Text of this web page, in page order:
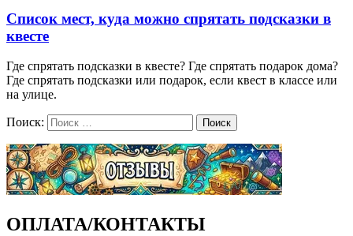
Список мест, куда можно спрятать подсказки в
квесте
Где спрятать подсказки в квесте? Где спрятать подарок дома?
Где спрятать подсказки или подарок, если квест в классе или
на улице.
Поиск: Поиск
ОПЛАТА/КОНТАКТЫ